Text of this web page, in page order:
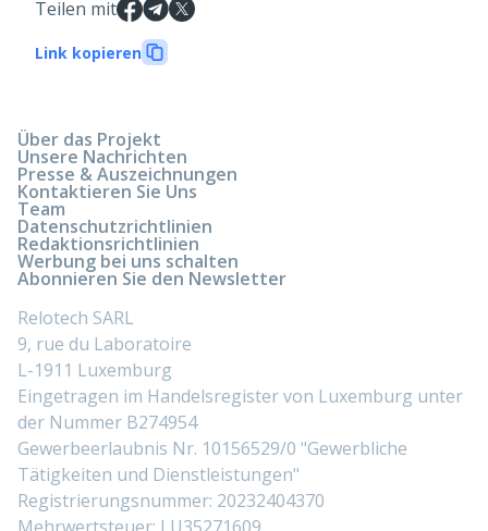
Teilen mit
Link kopieren
Über das Projekt
Unsere Nachrichten
Presse & Auszeichnungen
Kontaktieren Sie Uns
Team
Datenschutzrichtlinien
Redaktionsrichtlinien
Werbung bei uns schalten
Abonnieren Sie den Newsletter
Relotech SARL
9, rue du Laboratoire
L-1911 Luxemburg
Eingetragen im Handelsregister von Luxemburg unter
der Nummer B274954
Gewerbeerlaubnis Nr. 10156529/0 "Gewerbliche
Tätigkeiten und Dienstleistungen"
Registrierungsnummer: 20232404370